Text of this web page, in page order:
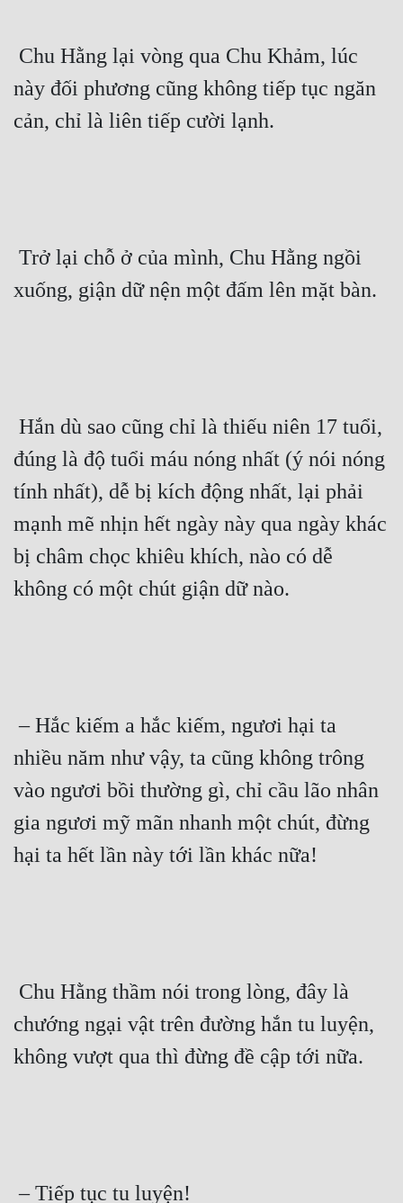
này đối phương cũng không tiếp tục ngăn
cản, chỉ là liên tiếp cười lạnh.
xuống, giận dữ nện một đấm lên mặt bàn.
đúng là độ tuổi máu nóng nhất (ý nói nóng
tính nhất), dễ bị kích động nhất, lại phải
mạnh mẽ nhịn hết ngày này qua ngày khác
bị châm chọc khiêu khích, nào có dễ
không có một chút giận dữ nào.
– Hắc kiếm a hắc kiếm, ngươi hại ta
nhiều năm như vậy, ta cũng không trông
vào ngươi bồi thường gì, chỉ cầu lão nhân
gia ngươi mỹ mãn nhanh một chút, đừng
hại ta hết lần này tới lần khác nữa!
chướng ngại vật trên đường hắn tu luyện,
không vượt qua thì đừng đề cập tới nữa.
– Tiếp tục tu luyện!